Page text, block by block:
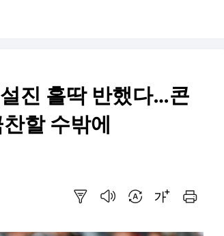
진 홀딱 반했다…콘
할 수밖에